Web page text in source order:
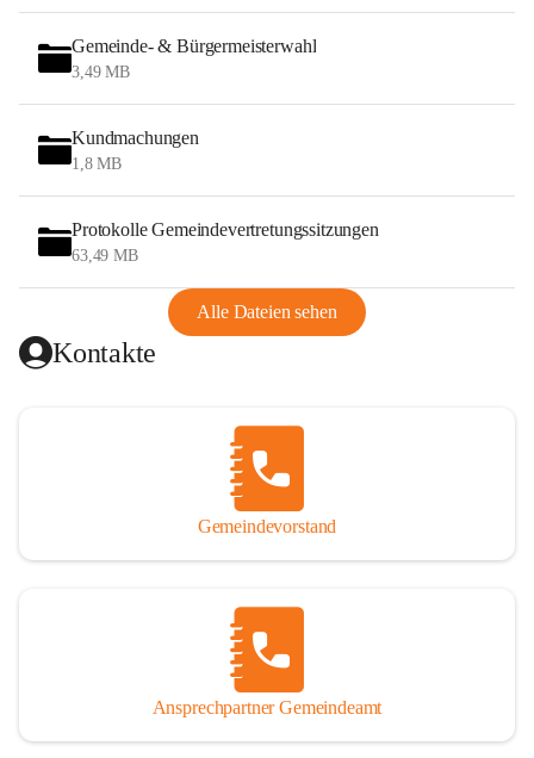
Gemeinde- & Bürgermeisterwahl
3,49 MB
Kundmachungen
1,8 MB
Protokolle Gemeindevertretungssitzungen
63,49 MB
Alle Dateien sehen
Kontakte
Gemeindevorstand
Ansprechpartner Gemeindeamt